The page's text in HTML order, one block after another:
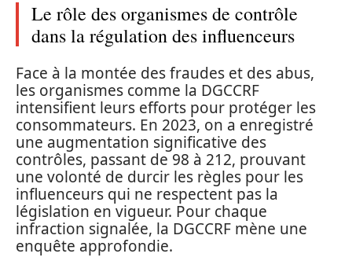
Le rôle des organismes de contrôle
dans la régulation des influenceurs
Face à la montée des fraudes et des abus,
les organismes comme la DGCCRF
intensifient leurs efforts pour protéger les
consommateurs. En 2023, on a enregistré
une augmentation significative des
contrôles, passant de 98 à 212, prouvant
une volonté de durcir les règles pour les
influenceurs qui ne respectent pas la
législation en vigueur. Pour chaque
infraction signalée, la DGCCRF mène une
enquête approfondie.